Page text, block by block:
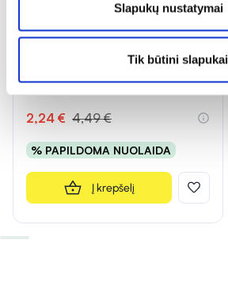
Slapukų nustatymai
Tik būtini slapukai
DELIA veido serumas STEMA
Įvertinimas 5.0 iš 5
2,24 € 4,49 €
% PAPILDOMA NUOLAIDA
Į krepšelį